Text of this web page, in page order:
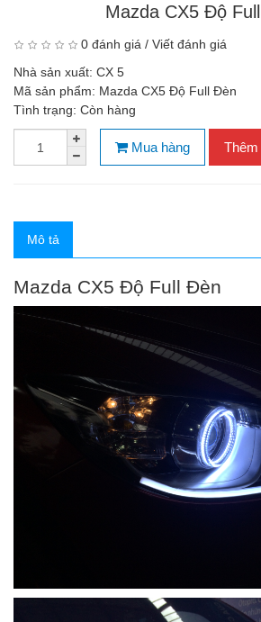
Mazda CX5 Độ
0 đánh giá / Viết đánh giá
Nhà sản xuất: CX 5
Mã sản phẩm: Mazda CX5 Độ Full Đèn
Tình trạng: Còn hàng
Mua hàng Thêm
Mô tả
Mazda CX5 Độ Full Đèn